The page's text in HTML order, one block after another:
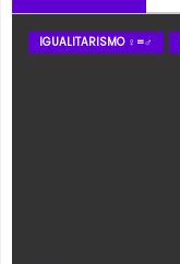
IGUALITARISMO ♀=♂